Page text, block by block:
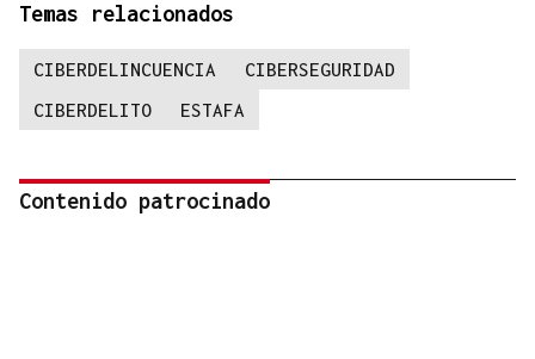
Temas relacionados
CIBERDELINCUENCIA
CIBERSEGURIDAD
CIBERDELITO
ESTAFA
Contenido patrocinado